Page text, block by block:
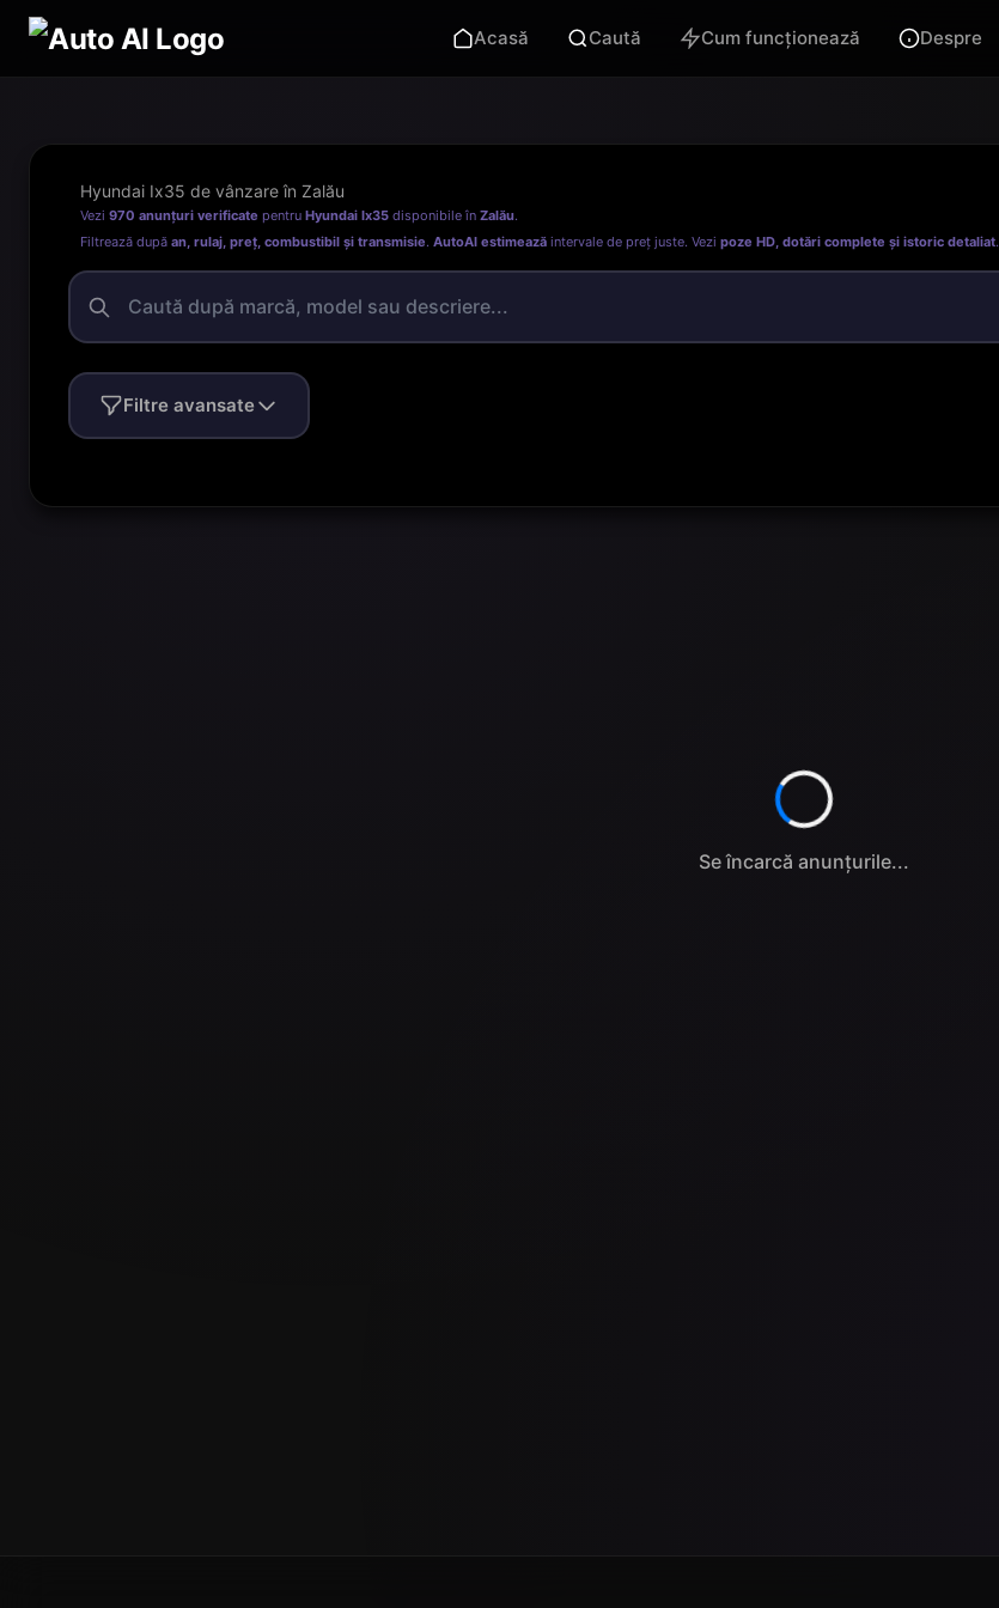
Acasă Caută Cum funcționează Despre
Hyundai Ix35 de vânzare în Zalău
Vezi 970 anunțuri verificate pentru Hyundai Ix35 disponibile în Zalău.
Filtrează după an, rulaj, preț, combustibil și transmisie. AutoAI estimează intervale de preț juste. Vezi poze HD, dotări complete și istoric detaliat.
Filtre avansate
Se încarcă anunțurile...